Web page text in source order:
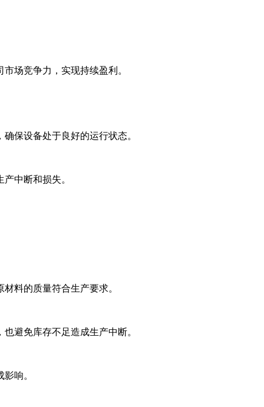
场竞争力，实现持续盈利。
保设备处于良好的运行状态。
中断和损失。
料的质量符合生产要求。
避免库存不足造成生产中断。
响。